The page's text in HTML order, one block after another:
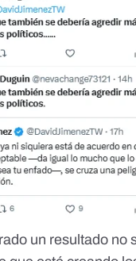
un resultado no